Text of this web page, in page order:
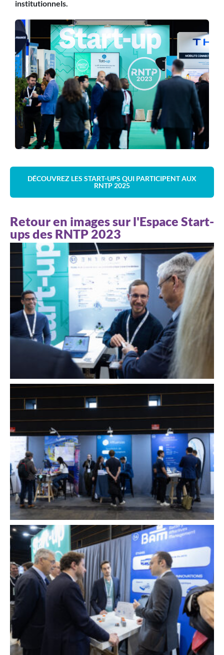
institutionnels.
DÉCOUVREZ LES START-UPS QUI PARTICIPENT AUX
RNTP 2025
Retour en images sur l'Espace Start-
ups des RNTP 2023